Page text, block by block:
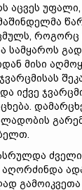
აცვეს
სამყაროს
მისი
იქვე
გამოიკვეთა